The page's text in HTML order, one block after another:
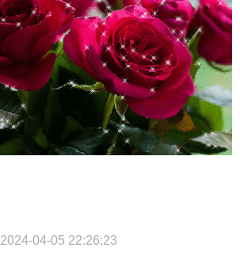
2024-04-05 22:26:23